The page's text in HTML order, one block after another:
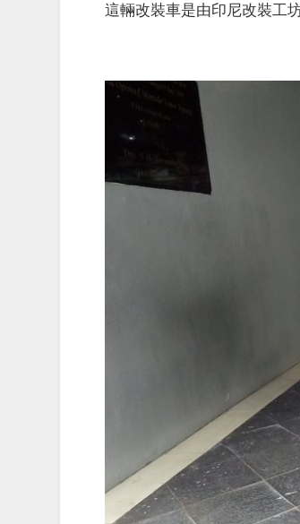
這輛改裝車是由印尼改裝工